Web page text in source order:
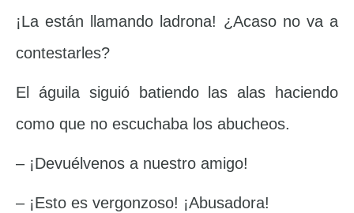
¡La están llamando ladrona! ¿Acaso no va a
contestarles?
El águila siguió batiendo las alas haciendo
como que no escuchaba los abucheos.
– ¡Devuélvenos a nuestro amigo!
– ¡Esto es vergonzoso! ¡Abusadora!